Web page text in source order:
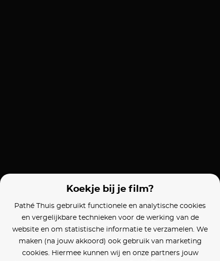
Koekje bij je film?
Pathé Thuis gebruikt functionele en analytische cookies
en vergelijkbare technieken voor de werking van de
website en om statistische informatie te verzamelen. We
maken (na jouw akkoord) ook gebruik van marketing
cookies. Hiermee kunnen wij en onze partners jouw